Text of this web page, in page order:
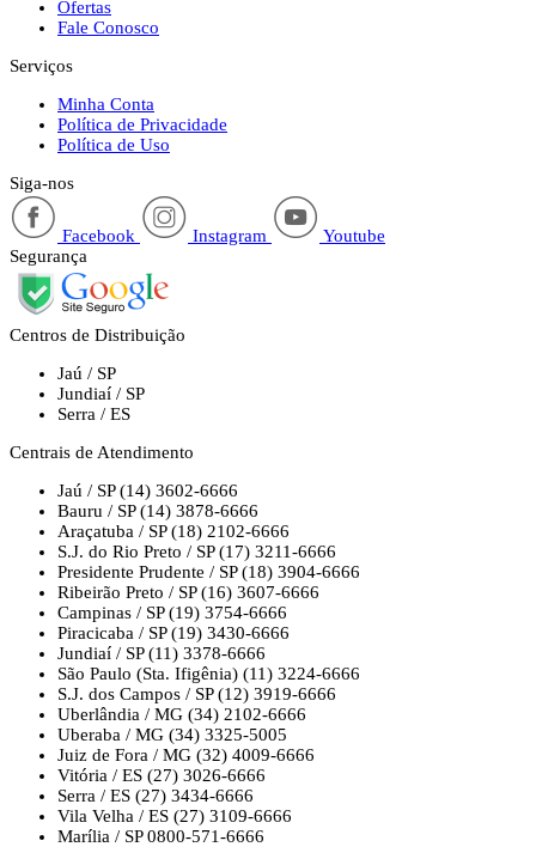
Ofertas
Fale Conosco
Serviços
Minha Conta
Política de Privacidade
Política de Uso
Siga-nos
Facebook Instagram
Youtube
Segurança
Centros de Distribuição
Jaú / SP
Jundiaí / SP
Serra / ES
Centrais de Atendimento
Jaú / SP (14) 3602-6666
Bauru / SP (14) 3878-6666
Araçatuba / SP (18) 2102-6666
S.J. do Rio Preto / SP (17) 3211-6666
Presidente Prudente / SP (18) 3904-6666
Ribeirão Preto / SP (16) 3607-6666
Campinas / SP (19) 3754-6666
Piracicaba / SP (19) 3430-6666
Jundiaí / SP (11) 3378-6666
São Paulo (Sta. Ifigênia) (11) 3224-6666
S.J. dos Campos / SP (12) 3919-6666
Uberlândia / MG (34) 2102-6666
Uberaba / MG (34) 3325-5005
Juiz de Fora / MG (32) 4009-6666
Vitória / ES (27) 3026-6666
Serra / ES (27) 3434-6666
Vila Velha / ES (27) 3109-6666
Marília / SP 0800-571-6666